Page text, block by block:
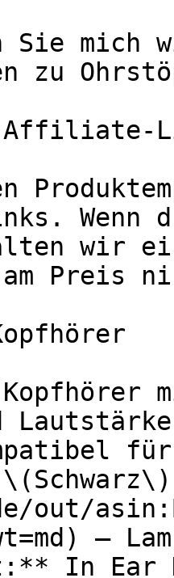
Sie mich
zu
Affiliate-
Wenn
wir
Preis
out/
—